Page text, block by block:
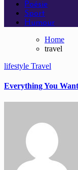
Poésie
Sport
Humour
Home
travel
lifestyle Travel
Everything You